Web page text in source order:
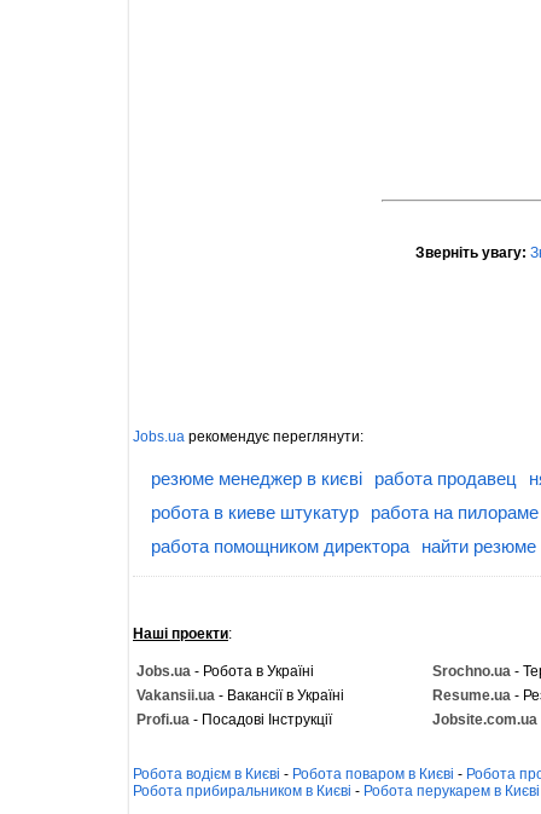
Зверніть увагу:
Jobs.ua рекомендує переглянути:
резюме менеджер в києві работа продавец
робота в киеве штукатур
работа на
работа помощником директора
найти резюме
Наші проекти:
Jobs.ua - Робота в Україні Srochno.ua -
Vakansii.ua - Вакансії в Україні Resume.ua -
Profi.ua - Посадові Інструкції Jobsite.com.ua
Робота водієм в Києві - Робота поваром в Києві - Робота
Робота прибиральником в Києві - Робота перукарем в Києві